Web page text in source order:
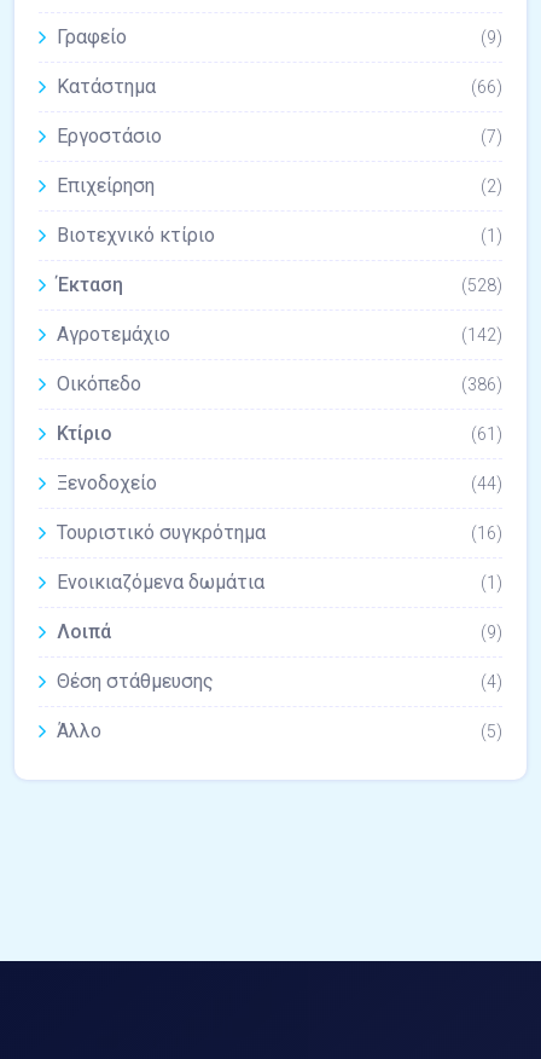
Γραφείο (9)
Κατάστημα (66)
Εργοστάσιο (7)
Επιχείρηση (2)
Βιοτεχνικό κτίριο (1)
Έκταση (528)
Αγροτεμάχιο (142)
Οικόπεδο (386)
Κτίριο (61)
Ξενοδοχείο (44)
Τουριστικό συγκρότημα (16)
Ενοικιαζόμενα δωμάτια (1)
Λοιπά (9)
Θέση στάθμευσης (4)
Άλλο (5)